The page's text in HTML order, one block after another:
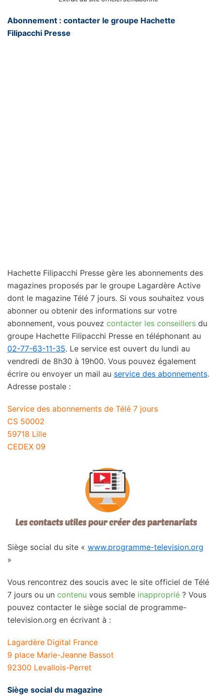
Abonnement : contacter le groupe Hachette
Filipacchi Presse
Hachette Filipacchi Presse gère les abonnements des
magazines proposés par le groupe Lagardère Active
dont le magazine Télé 7 jours. Si vous souhaitez vous
abonner ou obtenir des informations sur votre
abonnement, vous pouvez contacter les conseillers du
groupe Hachette Filipacchi Presse en téléphonant au
02-77-63-11-35. Le service est ouvert du lundi au
vendredi de 8h30 à 19h00. Vous pouvez également
écrire ou envoyer un mail au service des abonnements.
Adresse postale :
Service des abonnements de Télé 7 jours
CS 50002
59718 Lille
CEDEX 09
Siège social du site « www.programme-television.org
»
Vous rencontrez des soucis avec le site officiel de Télé
7 jours ou un contenu vous semble inapproprié ? Vous
pouvez contacter le siège social de programme-
television.org en écrivant à :
Lagardère Digital France
9 place Marie-Jeanne Bassot
92300 Levallois-Perret
Siège social du magazine